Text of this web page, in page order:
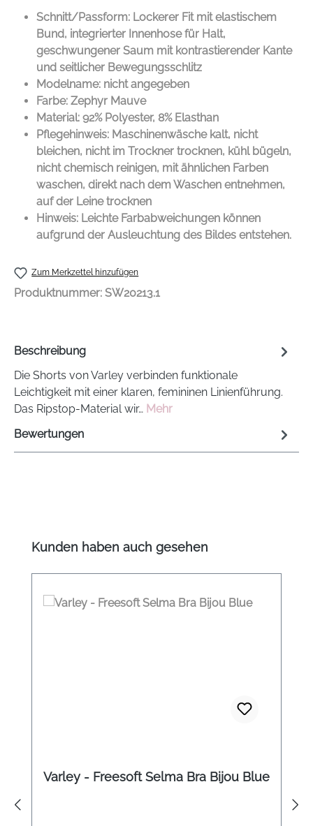
Schnitt/Passform: Lockerer Fit mit elastischem
Bund, integrierter Innenhose für Halt,
geschwungener Saum mit kontrastierender Kante
und seitlicher Bewegungsschlitz
Modelname: nicht angegeben
Farbe: Zephyr Mauve
Material: 92% Polyester, 8% Elasthan
Pflegehinweis: Maschinenwäsche kalt, nicht
bleichen, nicht im Trockner trocknen, kühl bügeln,
nicht chemisch reinigen, mit ähnlichen Farben
waschen, direkt nach dem Waschen entnehmen,
auf der Leine trocknen
Hinweis: Leichte Farbabweichungen können
aufgrund der Ausleuchtung des Bildes entstehen.
Zum Merkzettel hinzufügen
Produktnummer: SW20213.1
Beschreibung
Die Shorts von Varley verbinden funktionale
Leichtigkeit mit einer klaren, femininen Linienführung.
Das Ripstop-Material wir… Mehr
Bewertungen
Produktgalerie überspringen
Kunden haben auch gesehen
Varley - Freesoft Selma Bra Bijou Blue